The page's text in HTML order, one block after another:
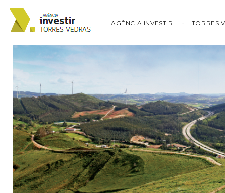
AGÊNCIA INVESTIR TORRES